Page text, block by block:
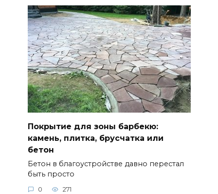
Покрытие для зоны барбекю:
камень, плитка, брусчатка или
бетон
Бетон в благоустройстве давно перестал
быть просто
0 271